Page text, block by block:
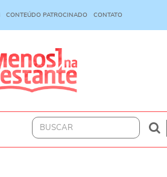
CONTEÚDO PATROCINADO CONTATO